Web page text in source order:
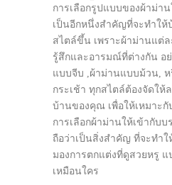
การเลือกรูปแบบของผ้าม่า
เป็นอีกหนึ่งสำคัญที่จะทำใ
สไตล์ขึ้น เพราะผ้าม่านแต่
รู้สึกและอารมณ์ที่ต่างกัน อ
แบบจีบ ,ผ้าม่านแบบม้วน,
กระเช้า ทุกสไตล์ต้องจัดให้
บ้านของคุณ เพื่อให้เหมาะกั
การเลือกผ้าม่านให้เข้ากับ
ถือว่าเป็นสิ่งสำคัญ ที่จะทำ
มองการตกแต่งที่ดูสวยหรู แ
เหมือนใคร